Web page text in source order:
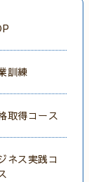
訓練
取得コース
ネス実践コ